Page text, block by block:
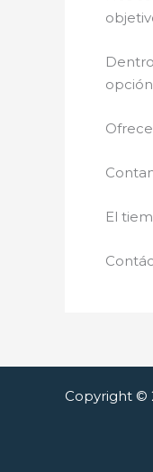
El
Copyright ©